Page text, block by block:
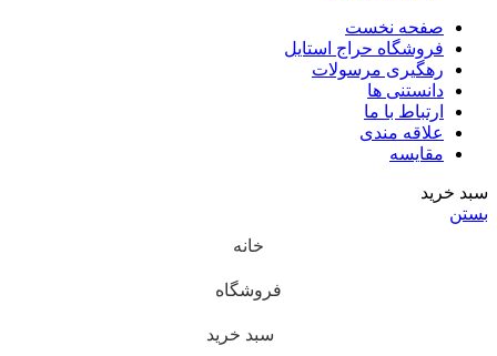
صفحه نخست
فروشگاه حراج استایل
رهگیری مرسولات
دانستنی ها
ارتباط با ما
علاقه مندی
مقایسه
سبد خرید
بستن
خانه
فروشگاه
سبد خرید